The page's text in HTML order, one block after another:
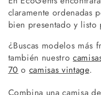
:
claramente ordenadas
bien presentado y listo
¿Buscas modelos más
también nuestro
70 o camisas vintage.